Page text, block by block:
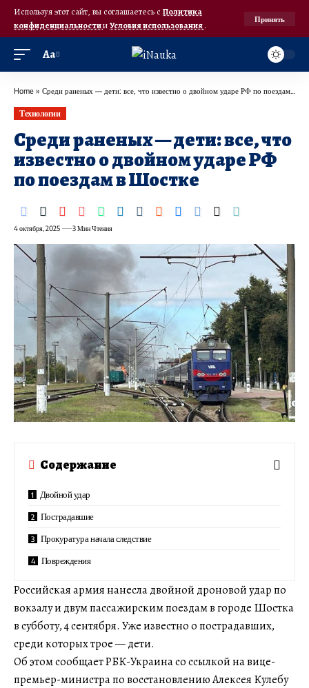
Используя этот сайт, вы соглашаетесь с Политика
конфиденциальностииУсловия использования.
Принять
Аа
Home » Среди раненых — дети: все, что известно о двойном ударе РФ по поездам в Шостке
Технологии
Среди раненых — дети: все, что
известно о двойном ударе РФ
по поездам в Шостке
4 октября, 2025 3 Мин Чтения
Содержание
Двойной удар
Пострадавшие
Прокуратура начала следствие
Повреждения
Российская армия нанесла двойной дроновой удар по
вокзалу и двум пассажирским поездам в городе Шостка
в субботу, 4 сентября. Уже известно о пострадавших,
среди которых трое — дети.
Об этом сообщает РБК-Украина со ссылкой на вице-
премьер-министра по восстановлению Алексея Кулебу